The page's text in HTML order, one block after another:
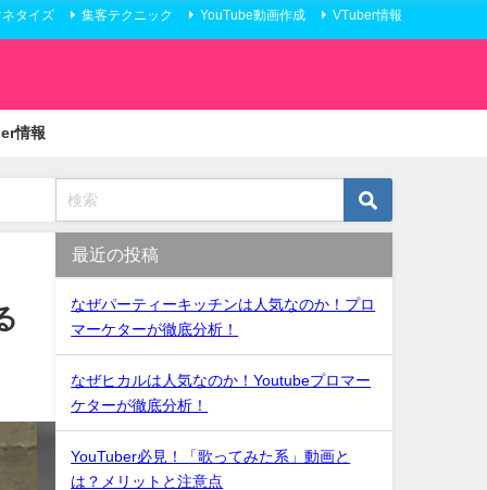
タイズ 集客テクニック YouTube動画作成 VTuber情報
情報
最近の投稿
なぜパーティーキッチンは人気なのか！プロ
マーケターが徹底分析！
なぜヒカルは人気なのか！Youtubeプロマー
ケターが徹底分析！
YouTuber必見！「歌ってみた系」動画と
は？メリットと注意点